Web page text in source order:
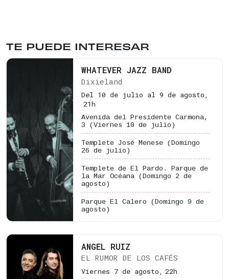
TE PUEDE INTERESAR
WHATEVER JAZZ BAND
Dixieland
Del 10 de julio al 9 de agosto,
21h
Avenida del Presidente Carmona,
3 (Viernes 10 de julio)
Templete José Menese (Domingo
26 de julio)
Templete de El Pardo. Parque de
la Mar Océana (Domingo 2 de
agosto)
Parque El Calero (Domingo 9 de
agosto)
ANGEL RUIZ
EL RUMOR DE LOS CAFÉS
Viernes 7 de agosto, 22h